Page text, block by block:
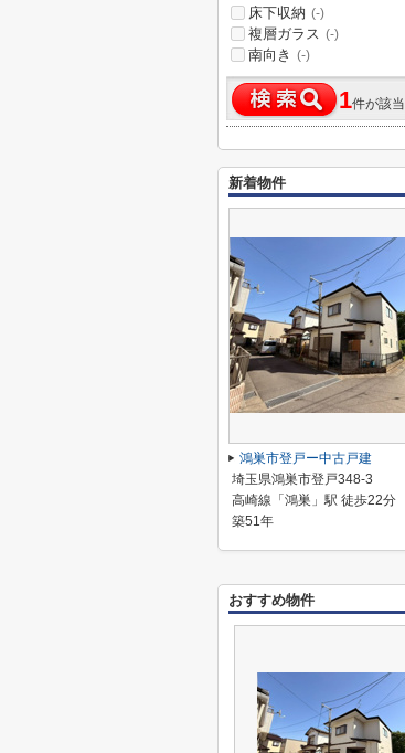
床下収納 (-)
複層ガラス (-)
南向き (-)
1件が該当
新着物件
鴻巣市登戸ー中古戸建
埼玉県鴻巣市登戸348-3
高崎線「鴻巣」駅 徒歩22分
築51年
おすすめ物件